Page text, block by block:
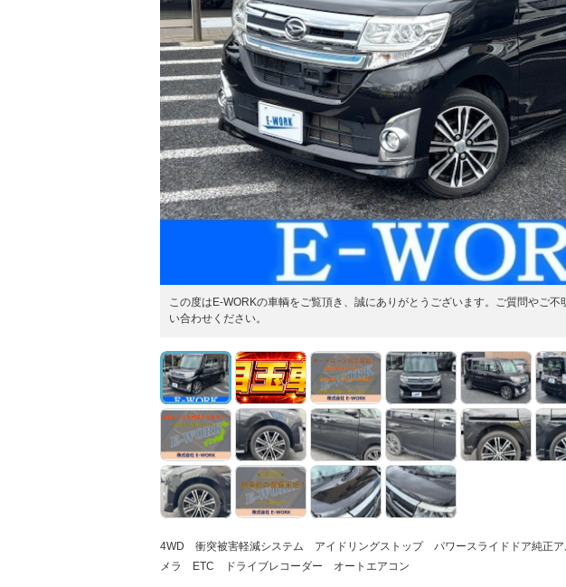
この度はE-WORKの車輌をご覧頂き、誠にありがとうございます。ご質問やご
い合わせください。
4WD 衝突被害軽減システム アイドリングストップ パワースライドドア純
メラ ETC ドライブレコーダー オートエアコン